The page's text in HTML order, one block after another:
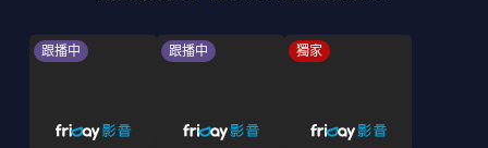
跟播中 跟播中 獨家